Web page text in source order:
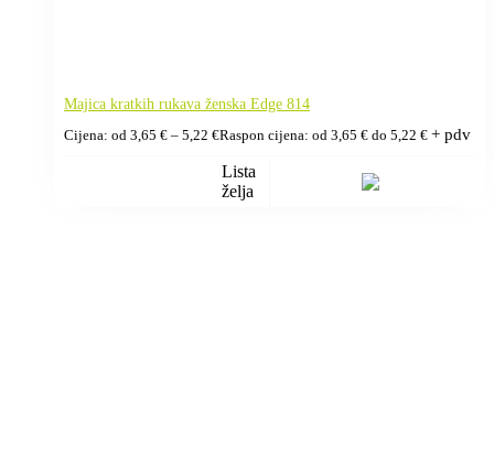
Majica kratkih rukava ženska Edge 814
Cijena: od 3,65 € – 5,22 €Raspon cijena: od 3,65 € do 5,22 € + pdv
Lista
želja